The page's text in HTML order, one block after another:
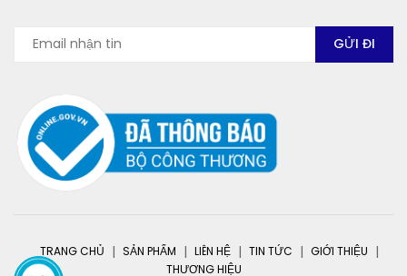
TRANG CHỦ SẢN PHẨM LIÊN HỆ TIN TỨC
GIỚI THIỆU
THƯƠNG HIỆU